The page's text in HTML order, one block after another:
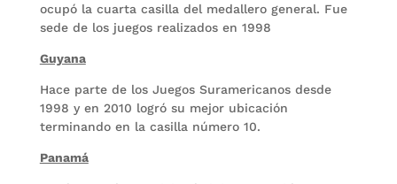
ocupó la cuarta casilla del medallero general. Fue
sede de los juegos realizados en 1998
Guyana
Hace parte de los Juegos Suramericanos desde
1998 y en 2010 logró su mejor ubicación
terminando en la casilla número 10.
Panamá